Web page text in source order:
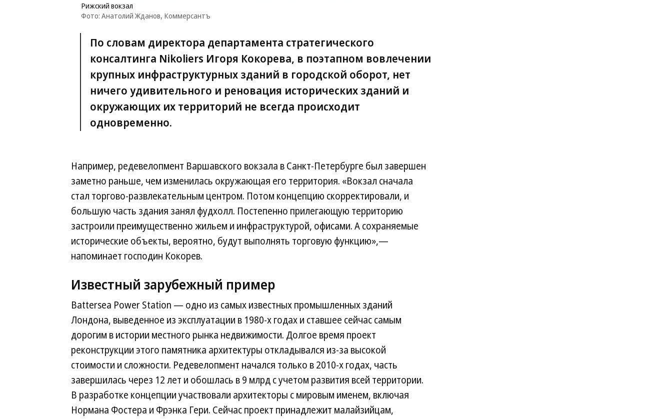
Рижский вокзал
Фото: Анатолий Жданов, Коммерсантъ
По словам директора департамента стратегического
консалтинга Nikoliers Игоря Кокорева, в поэтапном вовлечении
крупных инфраструктурных зданий в городской оборот, нет
ничего удивительного и реновация исторических зданий и
окружающих их территорий не всегда происходит
одновременно.
Например, редевелопмент Варшавского вокзала в Санкт-Петербурге был завершен
заметно раньше, чем изменилась окружающая его территория. «Вокзал сначала
стал торгово-развлекательным центром. Потом концепцию скорректировали, и
большую часть здания занял фудхолл. Постепенно прилегающую территорию
застроили преимущественно жильем и инфраструктурой, офисами. А сохраняемые
исторические объекты, вероятно, будут выполнять торговую функцию»,—
напоминает господин Кокорев.
Известный зарубежный пример
Battersea Power Station — одно из самых известных промышленных зданий
Лондона, выведенное из эксплуатации в 1980-х годах и ставшее сейчас самым
дорогим в истории местного рынка недвижимости. Долгое время проект
реконструкции этого памятника архитектуры откладывался из-за высокой
стоимости и сложности. Редевелопмент начался только в 2010-х годах, часть
завершилась через 12 лет и обошлась в 9 млрд с учетом развития всей территории.
В разработке концепции участвовали архитекторы с мировым именем, включая
Нормана Фостера и Фрэнка Гери. Сейчас проект принадлежит малайзийцам,